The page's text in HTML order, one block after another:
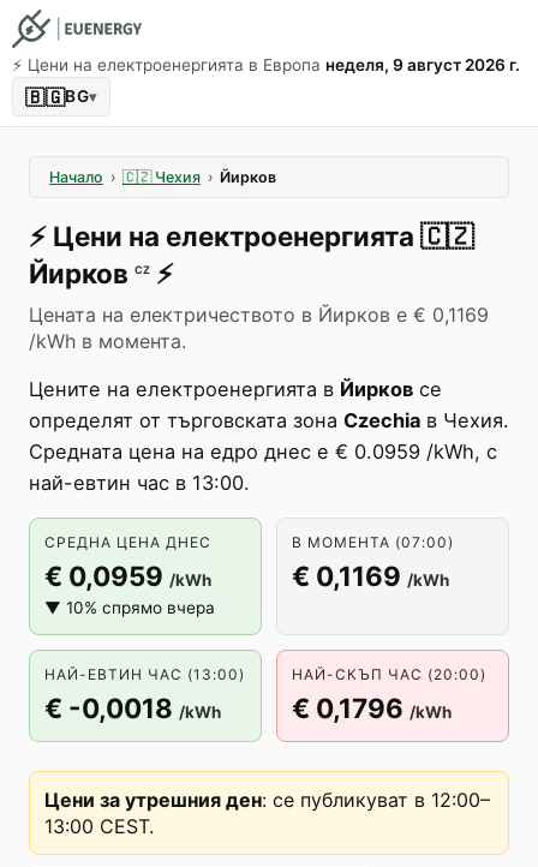
⚡️ Цени на електроенергията в Европа неделя, 9 август 2026 г.
🇧🇬BG▾
Начало › 🇨🇿 Чехия › Йирков
⚡️ Цени на електроенергията 🇨🇿
Йирков CZ ⚡️
Цената на електричеството в Йирков е € 0,1169
/kWh в момента.
Цените на електроенергията в Йирков се
определят от търговската зона Czechia в Чехия.
Средната цена на едро днес е € 0.0959 /kWh, с
най-евтин час в 13:00.
СРЕДНА ЦЕНА ДНЕС
€ 0,0959 /kWh
▼ 10% спрямо вчера
В МОМЕНТА (07:00)
€ 0,1169 /kWh
НАЙ-ЕВТИН ЧАС (13:00)
€ -0,0018 /kWh
НАЙ-СКЪП ЧАС (20:00)
€ 0,1796 /kWh
Цени за утрешния ден: се публикуват в 12:00–
13:00 CEST.